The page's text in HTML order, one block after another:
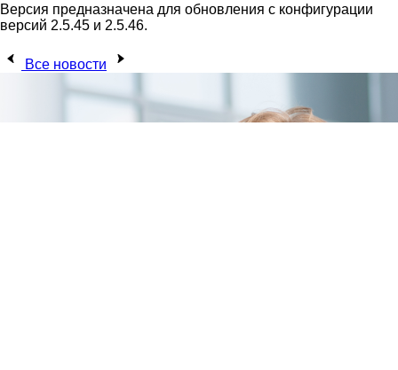
Версия предназначена для обновления с конфигурации
версий 2.5.45 и 2.5.46.
Все новости